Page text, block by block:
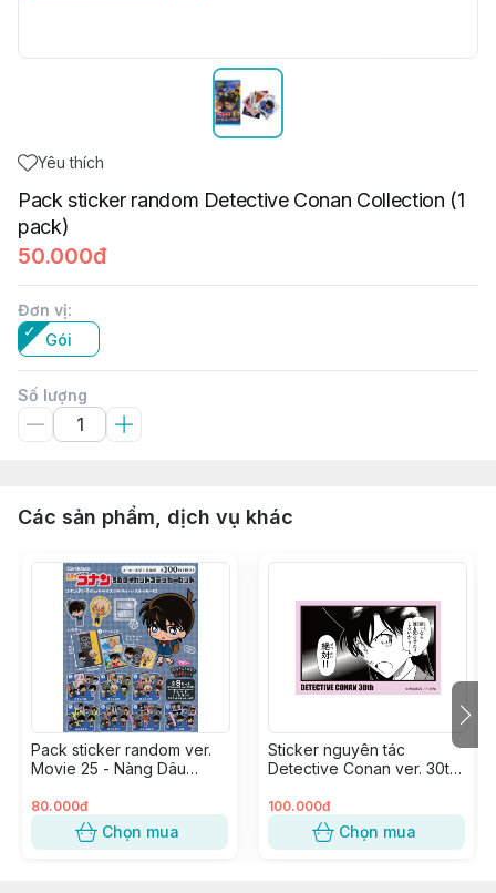
Yêu thích
Pack sticker random Detective Conan Collection (1
pack)
50.000đ
Đơn vị:
Gói
Số lượng
Các sản phẩm, dịch vụ khác
Pack sticker random ver.
Movie 25 - Nàng Dâu
80.000đ
Chọn mua
Sticker nguyên tác
Detective Conan ver. 30th
Ran
100.000đ
Chọn mua